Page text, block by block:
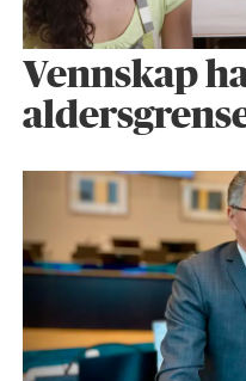
Vennskap